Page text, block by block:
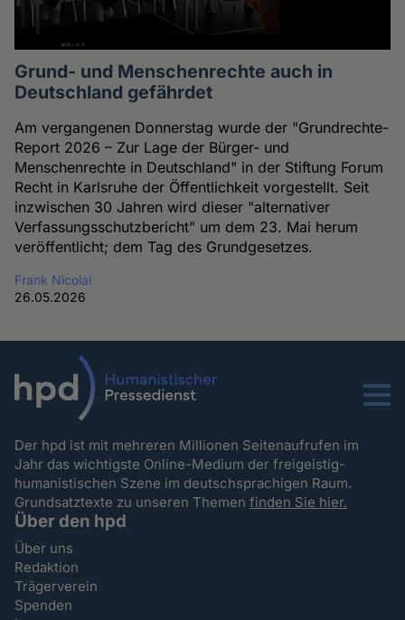
Grund- und Menschenrechte auch in
Deutschland gefährdet
Am vergangenen Donnerstag wurde der "Grundrechte-
Report 2026 – Zur Lage der Bürger- und
Menschenrechte in Deutschland" in der Stiftung Forum
Recht in Karlsruhe der Öffentlichkeit vorgestellt. Seit
inzwischen 30 Jahren wird dieser "alternativer
Verfassungsschutzbericht" um dem 23. Mai herum
veröffentlicht; dem Tag des Grundgesetzes.
Frank Nicolai
26.05.2026
Menu
Der hpd ist mit mehreren Millionen Seitenaufrufen im
Jahr das wichtigste Online-Medium der freigeistig-
humanistischen Szene im deutschsprachigen Raum.
Grundsatztexte zu unseren Themenfinden Sie hier.
Über den hpd
Über uns
Redaktion
Trägerverein
Spenden